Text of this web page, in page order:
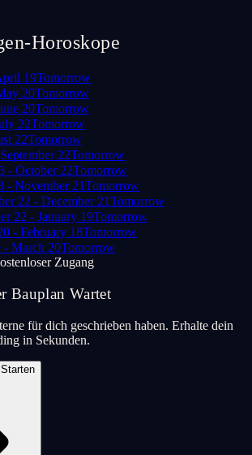
Horoskope
19Tomorrow
20Tomorrow
20Tomorrow
22Tomorrow
22Tomorrow
22Tomorrow
- October 22Tomorrow
- November 21Tomorrow
22 - December 21Tomorrow
22 - January 19Tomorrow
- February 18Tomorrow
- March 20Tomorrow
Zugang
Bauplan Wartet
für dich geschrieben haben. Erhalte dein
in Sekunden.